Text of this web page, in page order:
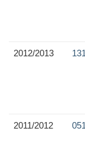
2012/2013
2011/2012